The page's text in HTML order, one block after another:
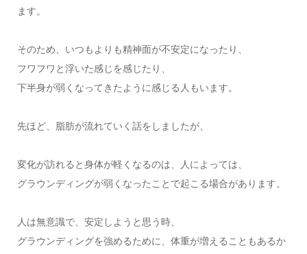
ます。
そのため、いつもよりも精神面が不安定になったり、
フワフワと浮いた感じを感じたり、
下半身が弱くなってきたように感じる人もいます。
先ほど、脂肪が流れていく話をしましたが、
変化が訪れると身体が軽くなるのは、人によっては、
グラウンディングが弱くなったことで起こる場合があります。
人は無意識で、安定しようと思う時、
グラウンディングを強めるために、体重が増えることもあるか